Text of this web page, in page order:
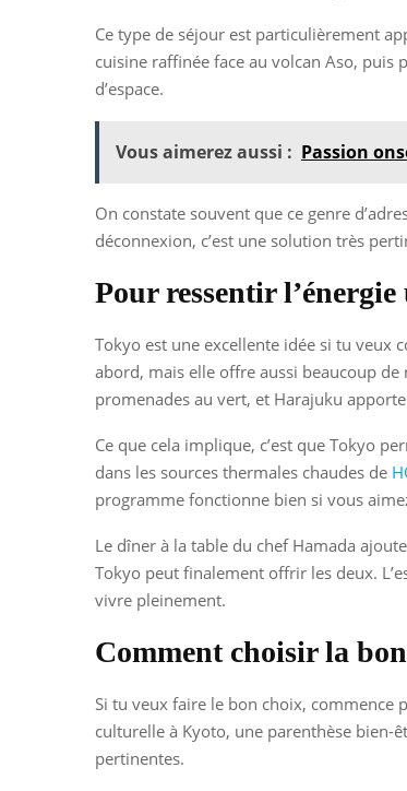
Ce type de séjour est particulièrement
cuisine raffinée face au volcan Aso, puis
d’espace.
Vous aimerez aussi : Passion
On constate souvent que ce genre
déconnexion, c’est une solution très
Pour ressentir
Tokyo est une excellente idée si tu veux
abord, mais elle offre aussi beaucoup
promenades au vert, et Harajuku
Ce que cela implique, c’est que Tokyo
dans les sources thermales chaudes de
programme fonctionne bien si vous
Le dîner à la table du chef Hamada
Tokyo peut finalement offrir les deux.
vivre pleinement.
Comment choisir la
Si tu veux faire le bon choix, commence
culturelle à Kyoto, une parenthèse bien-
pertinentes.